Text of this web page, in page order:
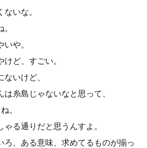
いな。
や。
ど、すごい。
いけど、
糸島じゃないなと思って、
。
る通りだと思うんすよ。
ろ、ある意味、求めてるものが揃っ